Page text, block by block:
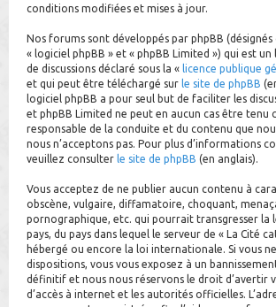
conditions modifiées et mises à jour.
Nos forums sont développés par phpBB (désignés
« logiciel phpBB » et « phpBB Limited ») qui est
de discussions déclaré sous la « licence publique
et qui peut être téléchargé sur le site de phpBB
logiciel phpBB a pour seul but de faciliter les
et phpBB Limited ne peut en aucun cas être tenu
responsable de la conduite et du contenu que
nous n’acceptons pas. Pour plus d’informations
veuillez consulter le site de phpBB (en anglais).
Vous acceptez de ne publier aucun contenu à
obscène, vulgaire, diffamatoire, choquant,
pornographique, etc. qui pourrait transgresser la
pays, du pays dans lequel le serveur de « La Cité
hébergé ou encore la loi internationale. Si vous
dispositions, vous vous exposez à un
définitif et nous nous réservons le droit d’avertir
d’accès à internet et les autorités officielles.